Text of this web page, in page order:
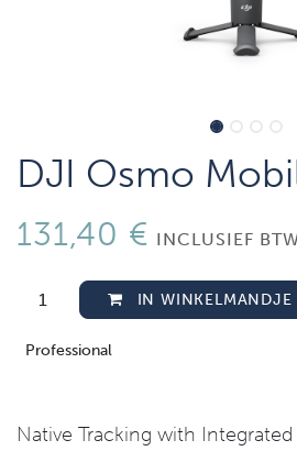
DJI Osmo
131,40 € INCLUSIEF
IN WINKELMANDJE
Professional
Native Tracking with